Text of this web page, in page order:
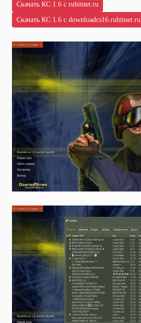
Скачать КС 1.6 с rubitnet.ru
Скачать КС 1.6 с downloadcs16.rubitnet.ru